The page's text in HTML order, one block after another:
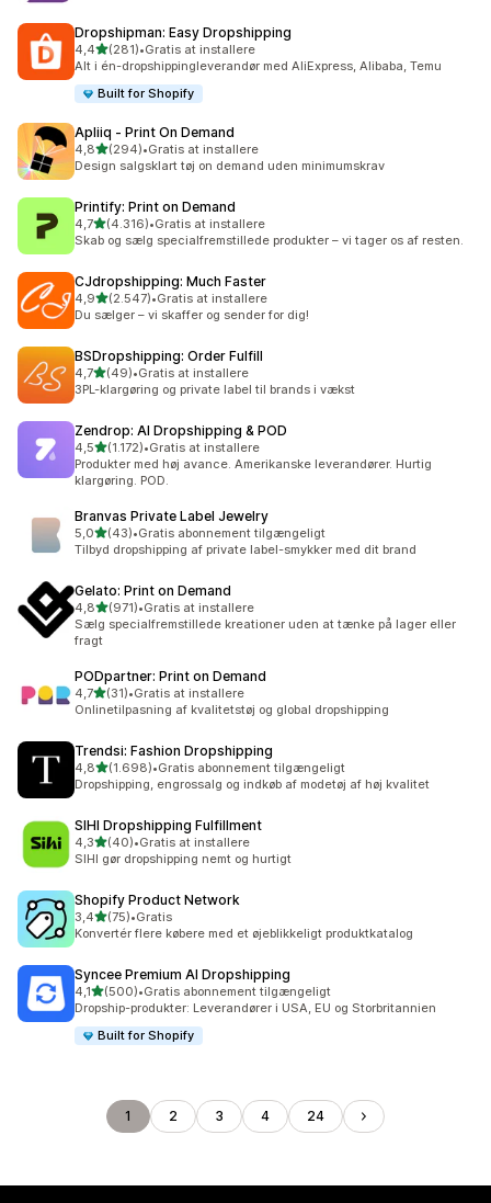
Dropshipman: Easy Dropshipping
4,4ud af 5 stjerner
(281)
281 anmeldelser i alt
•Gratis at installere
Alt i én-dropshippingleverandør med AliExpress, Alibaba, Temu
Built for Shopify
Apliiq ‑ Print On Demand
4,8ud af 5 stjerner
(294)
294 anmeldelser i alt
•Gratis at installere
Design salgsklart tøj on demand uden minimumskrav
Printify: Print on Demand
4,7ud af 5 stjerner
(4.316)
4316 anmeldelser i alt
•Gratis at installere
Skab og sælg specialfremstillede produkter – vi tager os af resten.
CJdropshipping: Much Faster
4,9ud af 5 stjerner
(2.547)
2547 anmeldelser i alt
•Gratis at installere
Du sælger – vi skaffer og sender for dig!
BSDropshipping: Order Fulfill
4,7ud af 5 stjerner
(49)
49 anmeldelser i alt
•Gratis at installere
3PL-klargøring og private label til brands i vækst
Zendrop: AI Dropshipping & POD
4,5ud af 5 stjerner
(1.172)
1172 anmeldelser i alt
•Gratis at installere
Produkter med høj avance. Amerikanske leverandører. Hurtig
klargøring. POD.
Branvas Private Label Jewelry
5,0ud af 5 stjerner
(43)
43 anmeldelser i alt
•Gratis abonnement tilgængeligt
Tilbyd dropshipping af private label-smykker med dit brand
Gelato: Print on Demand
4,8ud af 5 stjerner
(971)
971 anmeldelser i alt
•Gratis at installere
Sælg specialfremstillede kreationer uden at tænke på lager eller
fragt
PODpartner: Print on Demand
4,7ud af 5 stjerner
(31)
31 anmeldelser i alt
•Gratis at installere
Onlinetilpasning af kvalitetstøj og global dropshipping
Trendsi: Fashion Dropshipping
4,8ud af 5 stjerner
(1.698)
1698 anmeldelser i alt
•Gratis abonnement tilgængeligt
Dropshipping, engrossalg og indkøb af modetøj af høj kvalitet
SIHI Dropshipping Fulfillment
4,3ud af 5 stjerner
(40)
40 anmeldelser i alt
•Gratis at installere
SIHI gør dropshipping nemt og hurtigt
Shopify Product Network
3,4ud af 5 stjerner
(75)
75 anmeldelser i alt
•Gratis
Konvertér flere købere med et øjeblikkeligt produktkatalog
Syncee Premium AI Dropshipping
4,1ud af 5 stjerner
(500)
500 anmeldelser i alt
•Gratis abonnement tilgængeligt
Dropship-produkter: Leverandører i USA, EU og Storbritannien
Built for Shopify
1 2 3 4 24